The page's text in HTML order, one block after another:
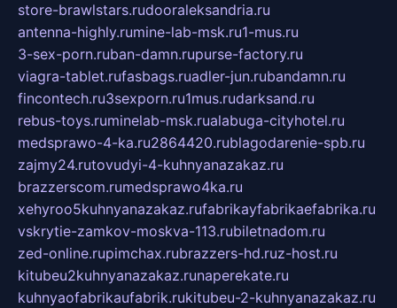
store-brawlstars.rudooraleksandria.ru
antenna-highly.rumine-lab-msk.ru1-mus.ru
3-sex-porn.ruban-damn.rupurse-factory.ru
viagra-tablet.rufasbags.ruadler-jun.rubandamn.ru
fincontech.ru3sexporn.ru1mus.rudarksand.ru
rebus-toys.ruminelab-msk.rualabuga-cityhotel.ru
medsprawo-4-ka.ru2864420.rublagodarenie-spb.ru
zajmy24.rutovudyi-4-kuhnyanazakaz.ru
brazzerscom.rumedsprawo4ka.ru
xehyroo5kuhnyanazakaz.rufabrikayfabrikaefabrika.ru
vskrytie-zamkov-moskva-113.rubiletnadom.ru
zed-online.rupimchax.rubrazzers-hd.ruz-host.ru
kitubeu2kuhnyanazakaz.runaperekate.ru
kuhnyaofabrikaufabrik.rukitubeu-2-kuhnyanazakaz.ru